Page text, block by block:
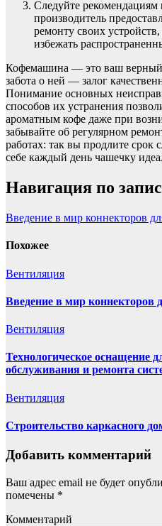
Следуйте
производитель
ремонту своих
избежать
Кофемашина — это ваш верный
забота о ней — залог
Понимание основных
способов их устранения
ароматным кофе даже при
забывайте об регулярном
работах: так вы продлите срок
себе каждый день чашечку
Навигация по
Введение в мир коннекторов
Похожее
Вентиляция
Введение в мир коннекторов
Вентиляция
Технологическое оснащение
обслуживания и ремонта
Вентиляция
Строительство каркасного
Добавить комментарий
Ваш адрес email не будет
помечены *
Комментарий